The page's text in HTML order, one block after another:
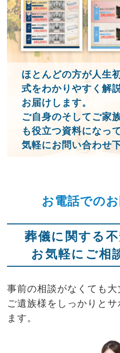
ほとんどの方が人生
式をわかりやすく解
お届けします。
ご自身のそしてご家
も役立つ資料になっ
気軽にお問い合わせ
お電話での
葬儀に関する
お気軽にご相
事前の相談がなくても大
ご遺族様をしっかりと
ます。